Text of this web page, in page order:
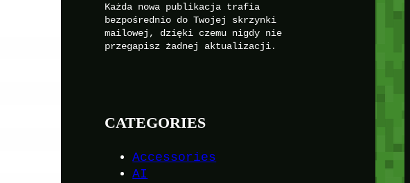
Każda nowa publikacja trafia
bezpośrednio do Twojej skrzynki
mailowej, dzięki czemu nigdy nie
przegapisz żadnej aktualizacji.
CATEGORIES
Accessories
AI